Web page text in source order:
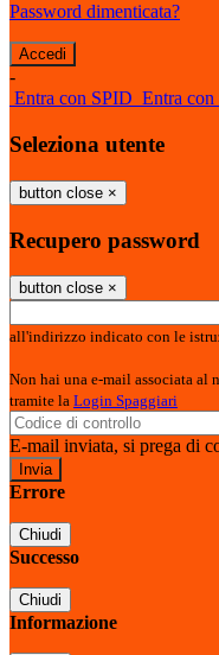
Password dimenticata?
-
Entra con SPID Entra con
Seleziona utente
button close ×
Recupero password
button close ×
all'indirizzo indicato con le
Non hai una e-mail associata al
tramite la Login Spaggiari
E-mail inviata, si prega di
Errore
Chiudi
Successo
Chiudi
Informazione